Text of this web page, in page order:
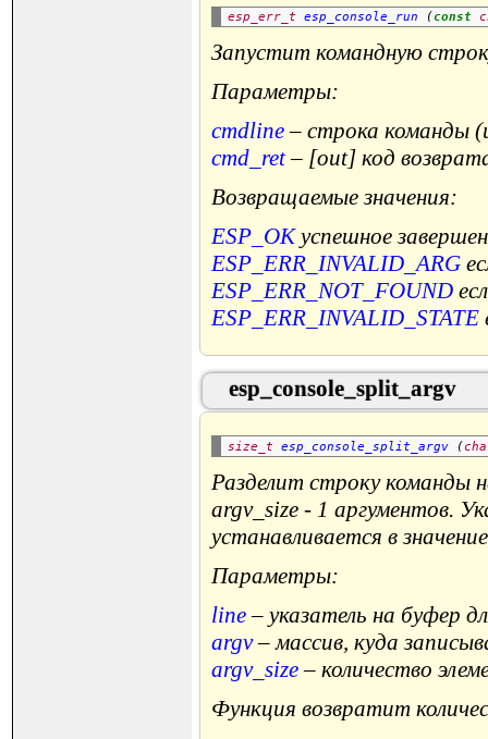
esp_err_t esp_console_run (const
Запустит командную
Параметры:
cmdline– строка команды
cmd_ret– [out] код
Возвращаемые значения:
ESP_OKуспешное
ESP_ERR_INVALID_ARG
ESP_ERR_NOT_FOUND
ESP_ERR_INVALID_STATE
esp_console_split_argv
size_t esp_console_split_argv (
Разделит строку команды
argv_size - 1 аргументов.
устанавливается в
Параметры:
line– указатель на буфер
argv– массив, куда
argv_size– количество
Функция возвратит